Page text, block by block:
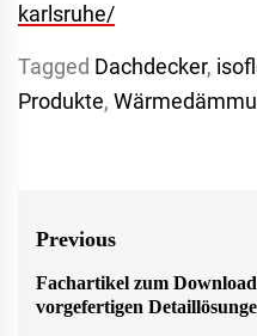
karlsruhe/
Tagged Dachdecker,
Produkte,
Previous
Previous
post:
Fachartikel zum
vorgefertigen